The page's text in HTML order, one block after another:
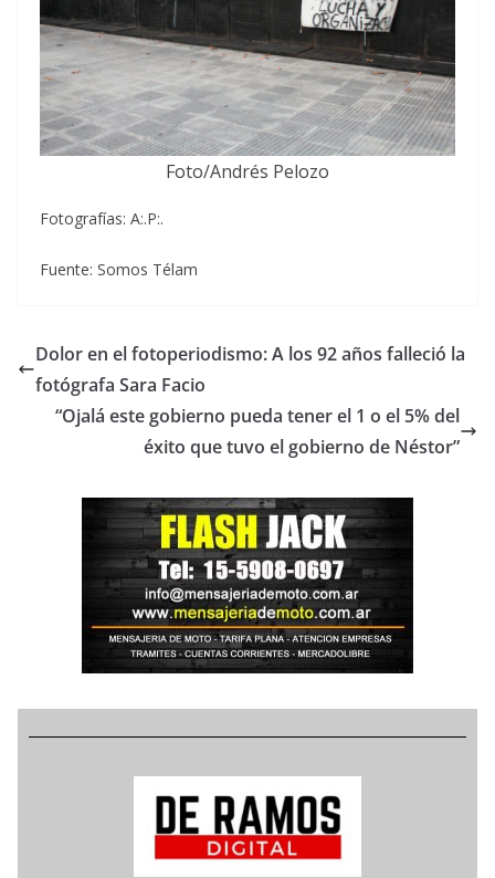
Foto/Andrés Pelozo
Fotografías: A:.P:.
Fuente: Somos Télam
Dolor en el fotoperiodismo: A los 92 años falleció la
fotógrafa Sara Facio
“Ojalá este gobierno pueda tener el 1 o el 5% del
éxito que tuvo el gobierno de Néstor”